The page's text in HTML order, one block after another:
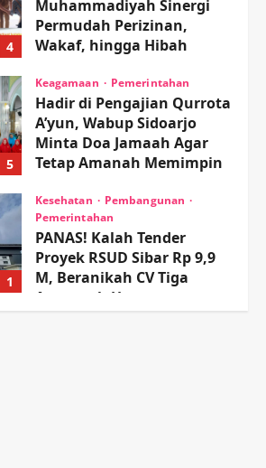
4
Muhammadiyah Sinergi
Permudah Perizinan,
Wakaf, hingga Hibah
5
Keagamaan Pemerintahan
Hadir di Pengajian Qurrota
A’yun, Wabup Sidoarjo
Minta Doa Jamaah Agar
Tetap Amanah Memimpin
1
Kesehatan
Pembangunan
Pemerintahan
PANAS! Kalah Tender
Proyek RSUD Sibar Rp 9,9
M, Beranikah CV Tiga
Anugerah Utama
Pertaruhkan Jaminan Rp